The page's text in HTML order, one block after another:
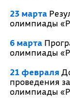
23 марта
олимпиады
6 марта
олимпиады
21 февраля
проведения
олимпиады